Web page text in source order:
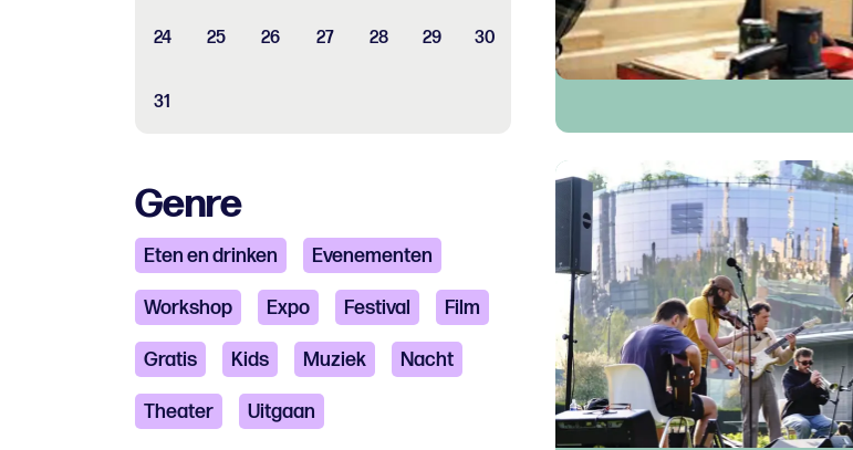
24 25 26 27 28 29 30
31
Genre
Eten en drinken Evenementen
Workshop Expo Festival Film
Gratis Kids Muziek Nacht
Theater Uitgaan